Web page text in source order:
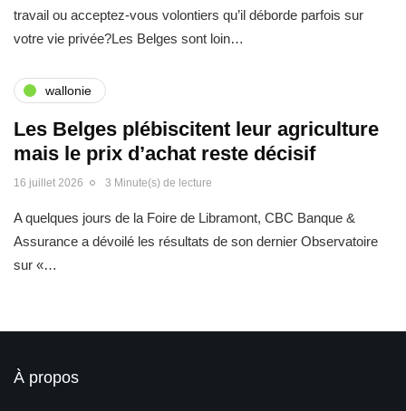
travail ou acceptez-vous volontiers qu’il déborde parfois sur
votre vie privée?Les Belges sont loin…
wallonie
Les Belges plébiscitent leur agriculture
mais le prix d’achat reste décisif
16 juillet 2026 3 Minute(s) de lecture
A quelques jours de la Foire de Libramont, CBC Banque &
Assurance a dévoilé les résultats de son dernier Observatoire
sur «…
À propos